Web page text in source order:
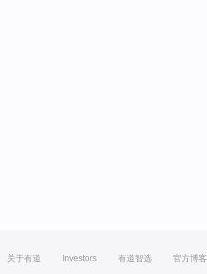
关于有道 Investors 有道智选 官方博客